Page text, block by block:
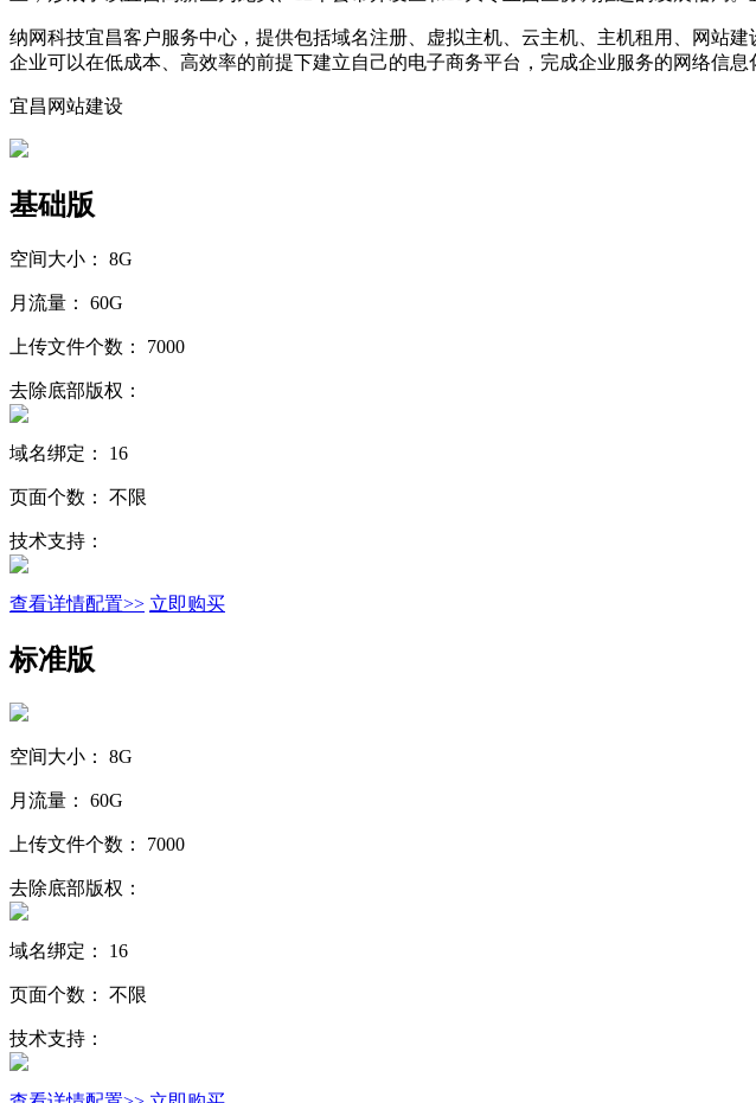
纳网科技宜昌客户服务中心，提供包括域名注册、虚拟主机、云主机、主机租用、网站
企业可以在低成本、高效率的前提下建立自己的电子商务平台，完成企业服务的网络信息
宜昌网站建设
基础版
空间大小： 8G
月流量： 60G
上传文件个数： 7000
去除底部版权：
域名绑定： 16
页面个数： 不限
技术支持：
查看详情配置>> 立即购买
标准版
空间大小： 8G
月流量： 60G
上传文件个数： 7000
去除底部版权：
域名绑定： 16
页面个数： 不限
技术支持：